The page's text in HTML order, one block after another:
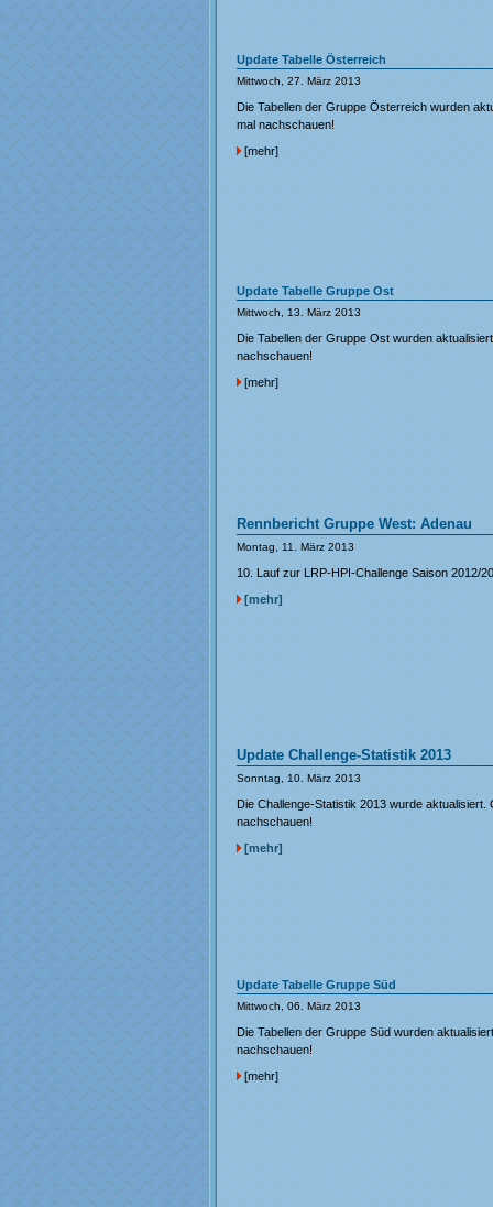
Update Tabelle Österreich
Mittwoch, 27. März 2013
Die Tabellen der Gruppe Österreich wurden
mal nachschauen!
[mehr]
Update Tabelle Gruppe Ost
Mittwoch, 13. März 2013
Die Tabellen der Gruppe Ost wurden
nachschauen!
[mehr]
Rennbericht Gruppe West: Adenau
Montag, 11. März 2013
10. Lauf zur LRP-HPI-Challenge Saison 2012/
[mehr]
Update Challenge-Statistik 2013
Sonntag, 10. März 2013
Die Challenge-Statistik 2013 wurde aktualisiert.
nachschauen!
[mehr]
Update Tabelle Gruppe Süd
Mittwoch, 06. März 2013
Die Tabellen der Gruppe Süd wurden
nachschauen!
[mehr]